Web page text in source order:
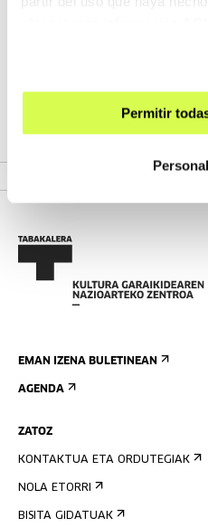
Permitir
entzunezko formatu berriek
hausnartzeko espazioa da
EMAN IZENA BULETINEAN
AGENDA
ZATOZ
KONTAKTUA ETA ORDUTEGIAK
NOLA ETORRI
BISITA GIDATUAK